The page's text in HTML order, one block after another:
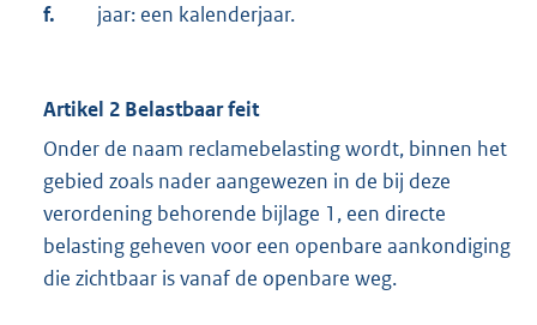
f. jaar: een kalenderjaar.
Artikel 2 Belastbaar feit
Onder de naam reclamebelasting wordt, binnen het
gebied zoals nader aangewezen in de bij deze
verordening behorende bijlage 1, een directe
belasting geheven voor een openbare aankondiging
die zichtbaar is vanaf de openbare weg.